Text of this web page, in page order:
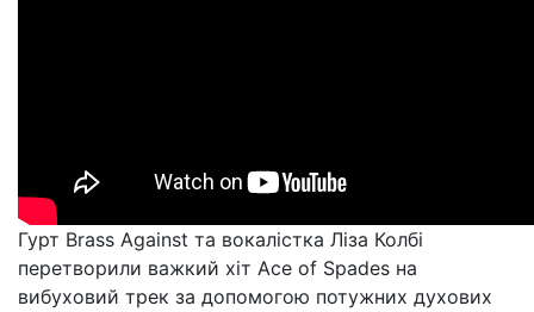
Гурт Brass Against та вокалістка Ліза Колбі
перетворили важкий хіт Ace of Spades на
вибуховий трек за допомогою потужних духових